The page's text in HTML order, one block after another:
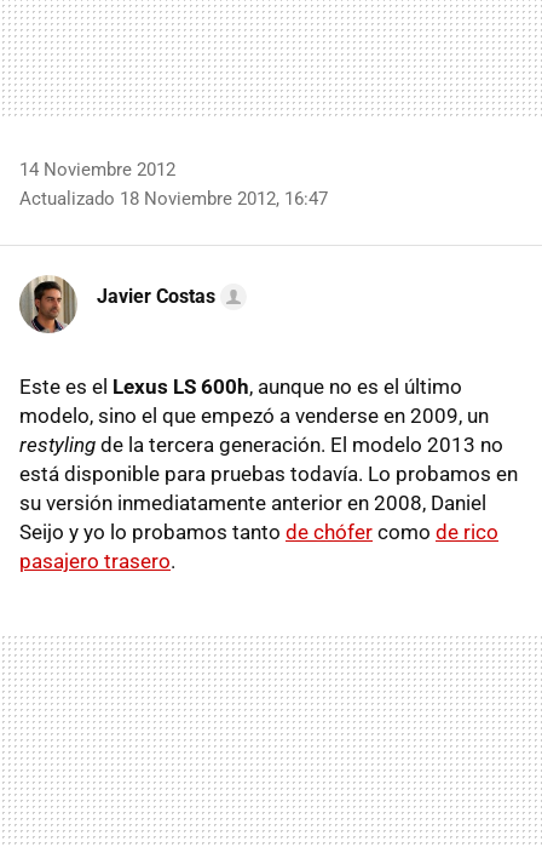
14 Noviembre 2012
Actualizado 18 Noviembre 2012, 16:47
Javier Costas
Este es el Lexus LS 600h, aunque no es el último
modelo, sino el que empezó a venderse en 2009, un
restyling de la tercera generación. El modelo 2013 no
está disponible para pruebas todavía. Lo probamos en
su versión inmediatamente anterior en 2008, Daniel
Seijo y yo lo probamos tanto de chófer como de rico
pasajero trasero.